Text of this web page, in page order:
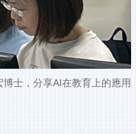
士，分享AI在教育上的應用